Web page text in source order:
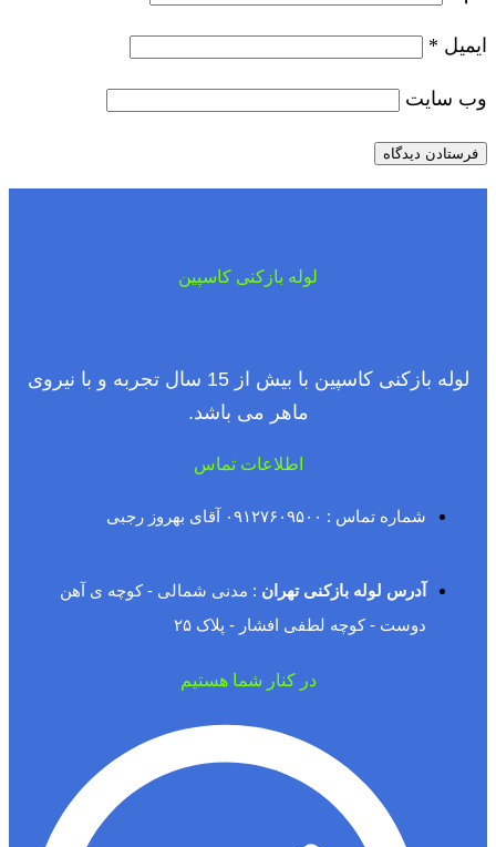
ایمیل *
وب‌ سایت
لوله بازکنی کاسپین
لوله بازکنی کاسپین با بیش از 15 سال تجربه و با نیروی
ماهر می باشد.
اطلاعات تماس
شماره تماس : ۰۹۱۲۷۶۰۹۵۰۰ آقای بهروز رجبی
آدرس لوله بازکنی تهران : مدنی شمالی - کوچه ی آهن
دوست - کوچه لطفی افشار - پلاک ۲۵
در کنار شما هستیم